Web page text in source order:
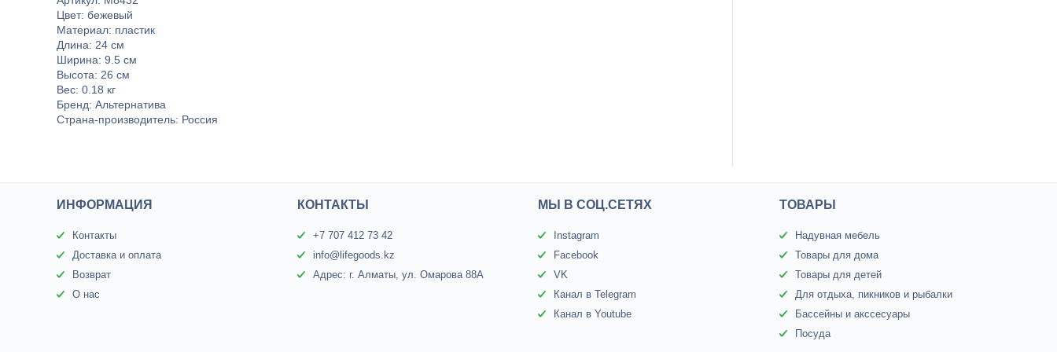
Цвет: бежевый
Материал: пластик
Длина: 24 см
Ширина: 9.5 см
Высота: 26 см
Вес: 0.18 кг
Бренд: Альтернатива
Страна-производитель: Россия
ИНФОРМАЦИЯ
Контакты
Доставка и оплата
Возврат
О нас
КОНТАКТЫ
+7 707 412 73 42
info@lifegoods.kz
Адрес: г. Алматы, ул. Омарова 88А
МЫ В СОЦ.СЕТЯХ
Instagram
Facebook
VK
Канал в Telegram
Канал в Youtube
ТОВАРЫ
Надувная мебель
Товары для дома
Товары для детей
Для отдыха, пикников и рыбалки
Бассейны и акссесуары
Посуда